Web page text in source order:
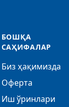
БОШҚА
САҲИФАЛАР
Биз ҳақимизда
Оферта
Иш ўринлари